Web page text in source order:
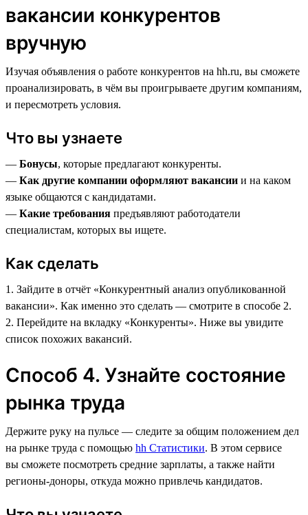
вакансии конкурентов
вручную
Изучая объявления о работе конкурентов на hh.ru, вы сможете
проанализировать, в чём вы проигрываете другим компаниям,
и пересмотреть условия.
Что вы узнаете
— Бонусы, которые предлагают конкуренты.
— Как другие компании оформляют вакансии и на каком
языке общаются с кандидатами.
— Какие требования предъявляют работодатели
специалистам, которых вы ищете.
Как сделать
1. Зайдите в отчёт «Конкурентный анализ опубликованной
вакансии». Как именно это сделать — смотрите в способе 2.
2. Перейдите на вкладку «Конкуренты». Ниже вы увидите
список похожих вакансий.
Способ 4. Узнайте состояние
рынка труда
Держите руку на пульсе — следите за общим положением дел
на рынке труда с помощью hh Статистики. В этом сервисе
вы сможете посмотреть средние зарплаты, а также найти
регионы-доноры, откуда можно привлечь кандидатов.